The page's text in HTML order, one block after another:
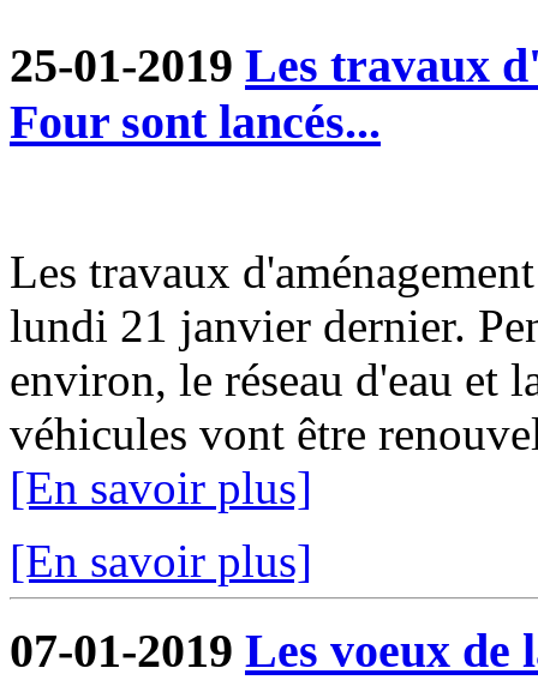
25-01-2019 Les travaux
Four sont lancés...
Les travaux
lundi 21 janvier dernier.
environ, le réseau d'eau et
véhicules vont être
[En savoir plus]
[En savoir plus]
07-01-2019 Les voeux de